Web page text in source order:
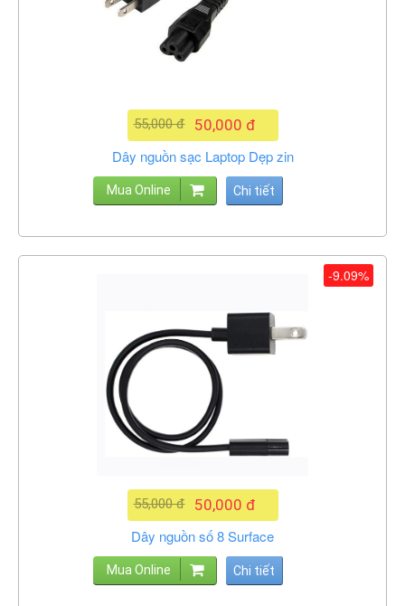
50,000 đ
55,000 đ
Dây nguồn sạc Laptop Dẹp zin
Mua Online Chi tiết
50,000 đ
55,000 đ
Dây nguồn số 8 Surface
Mua Online Chi tiết
-9.09%